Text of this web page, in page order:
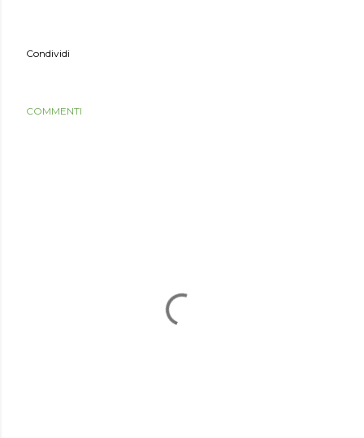
Condividi
COMMENTI